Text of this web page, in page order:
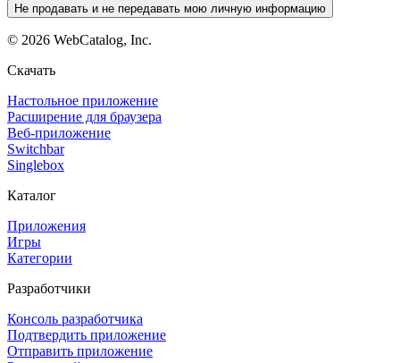
Не продавать и не передавать мою личную информацию
© 2026 WebCatalog, Inc.
Скачать
Настольное приложение
Расширение для браузера
Веб-приложение
Switchbar
Singlebox
Каталог
Приложения
Игры
Категории
Разработчики
Консоль разработчика
Подтвердить приложение
Отправить приложение